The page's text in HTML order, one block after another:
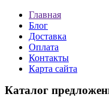
Главная
Блог
Доставка
Оплата
Контакты
Карта сайта
Каталог